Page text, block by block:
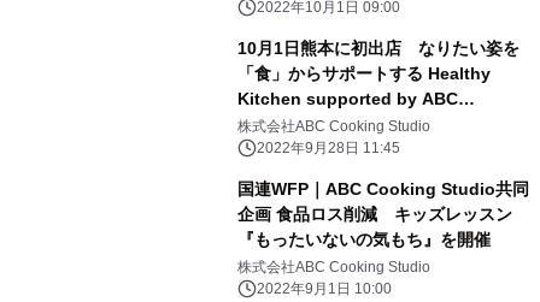
2022年10月1日 09:00
10月1日熊本に初出店 なりたい姿を
「食」からサポートする Healthy
Kitchen supported by ABC
Cooking Studio
株式会社ABC Cooking Studio
2022年9月28日 11:45
国連WFP｜ABC Cooking Studio共同
企画 食品ロス削減 キッズレッスン
『もったいないの気もち』を開催
株式会社ABC Cooking Studio
2022年9月1日 10:00